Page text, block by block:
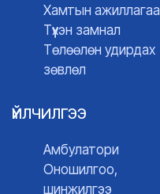
Хамтын ажиллагаа
Түүхэн замнал
Төлөөлөн удирдах
зөвлөл
ҮЙЛЧИЛГЭЭ
Амбулатори
Оношилгоо,
шинжилгээ